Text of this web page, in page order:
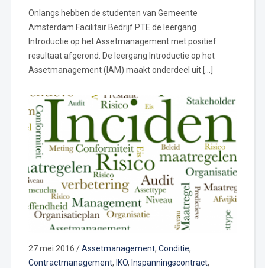
Onlangs hebben de studenten van Gemeente
Amsterdam Facilitair Bedrijf PTE de leergang
Introductie op het Assetmanagement met positief
resultaat afgerond. De leergang Introductie op het
Assetmanagement (IAM) maakt onderdeel uit […]
27 mei 2016 /Assetmanagement, Conditie,
Contractmanagement, IKO, Inspanningscontract,